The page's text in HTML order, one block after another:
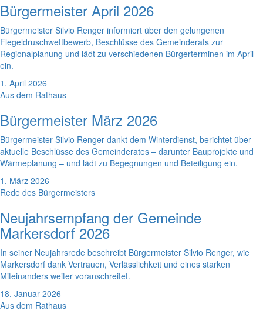
Bürgermeister April 2026
Bürgermeister Silvio Renger informiert über den gelungenen
Flegeldruschwettbewerb, Beschlüsse des Gemeinderats zur
Regionalplanung und lädt zu verschiedenen Bürgerterminen im April
ein.
1. April 2026
Aus dem Rathaus
Bürgermeister März 2026
Bürgermeister Silvio Renger dankt dem Winterdienst, berichtet über
aktuelle Beschlüsse des Gemeinderates – darunter Bauprojekte und
Wärmeplanung – und lädt zu Begegnungen und Beteiligung ein.
1. März 2026
Rede des Bürgermeisters
Neujahrsempfang der Gemeinde
Markersdorf 2026
In seiner Neujahrsrede beschreibt Bürgermeister Silvio Renger, wie
Markersdorf dank Vertrauen, Verlässlichkeit und eines starken
Miteinanders weiter voranschreitet.
18. Januar 2026
Aus dem Rathaus